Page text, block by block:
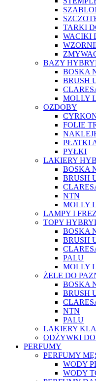
TARKI
WACIKI
BAZY
BOSKA
BRUSH
MOLLY
OZDOBY
FOLIE
PŁATKI
PYŁKI
LAKIERY
BOSKA
BRUSH
NTN
MOLLY
LAMPY I
TOPY
BOSKA
BRUSH
PALU
MOLLY
ŻELE DO
BOSKA
BRUSH
NTN
PALU
LAKIERY
ODŻYWKI
PERFUMY
PERFUMY
WODY
WODY